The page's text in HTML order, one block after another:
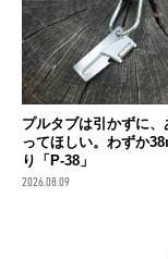
プルタブは引かずに、
ってほしい。わずか
り「P-38」
2026.08.09